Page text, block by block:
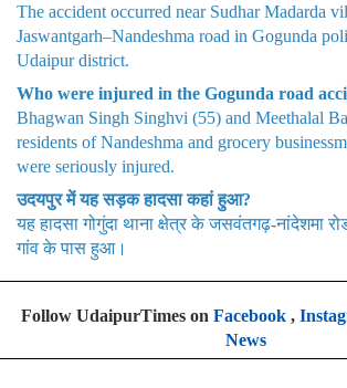
The accident occurred near Sudhar Madarda
Jaswantgarh–Nandeshma road in Gogunda
Udaipur district.
Who were injured in the Gogunda road
Bhagwan Singh Singhvi (55) and Meethalal
residents of Nandeshma and grocery
were seriously injured.
उदयपुर में यह सड़क हादसा कहां हुआ?
यह हादसा गोगुंदा थाना क्षेत्र के जसवंतगढ़-नांदेशमा
गांव के पास हुआ।
Follow UdaipurTimes on Facebook,
News